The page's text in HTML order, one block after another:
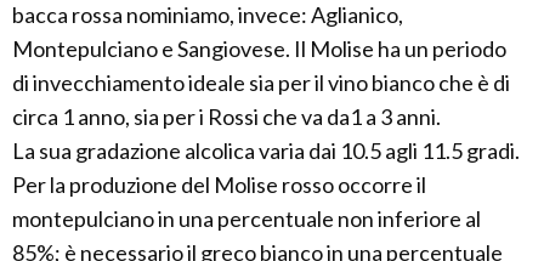
bacca rossa nominiamo, invece: Aglianico,
Montepulciano e Sangiovese. Il Molise ha un periodo
di invecchiamento ideale sia per il vino bianco che è di
circa 1 anno, sia per i Rossi che va da1 a 3 anni.
La sua gradazione alcolica varia dai 10.5 agli 11.5 gradi.
Per la produzione del Molise rosso occorre il
montepulciano in una percentuale non inferiore al
85%; è necessario il greco bianco in una percentuale